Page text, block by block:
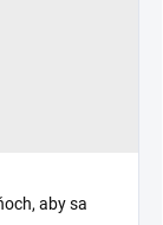
aby sa